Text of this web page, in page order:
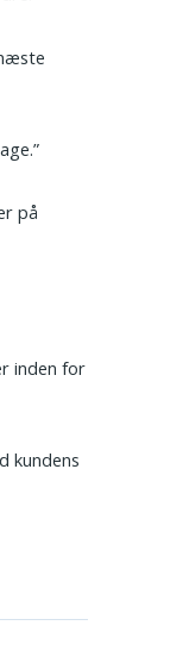
på
inden for
kundens